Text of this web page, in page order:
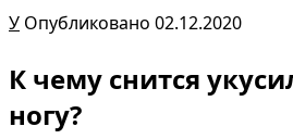
У Опубликовано 02.12.2020
К чему снится
ногу?